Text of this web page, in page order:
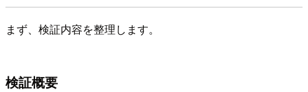
まず、検証内容を整理します。
検証概要